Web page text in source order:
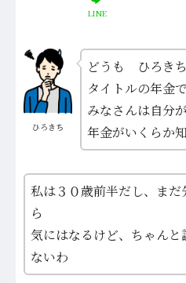
LINE
ひろきち
どうも ひろき
タイトルの年金で
みなさんは自分
年金がいくらか
私は３０歳前半だし、まだ
ら
気にはなるけど、ちゃんと
ないわ